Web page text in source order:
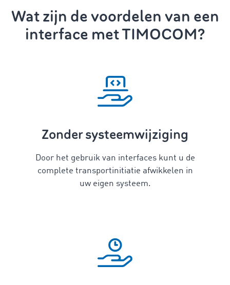
Wat zijn de voordelen van een
interface met TIMOCOM?
Zonder systeemwijziging
Door het gebruik van interfaces kunt u de
complete transportinitiatie afwikkelen in
uw eigen systeem.